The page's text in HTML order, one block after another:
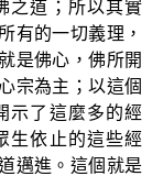
之道；所以其實
有的一切義理，
是佛心，佛所開
宗為主；以這個
示了這麼多的經
生依止的這些經
邁進。這個就是